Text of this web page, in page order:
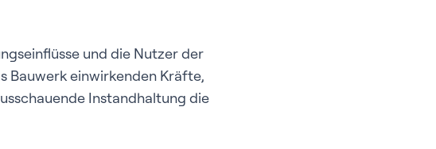
und die Nutzer der
Bauwerk einwirkenden Kräfte,
Instandhaltung die